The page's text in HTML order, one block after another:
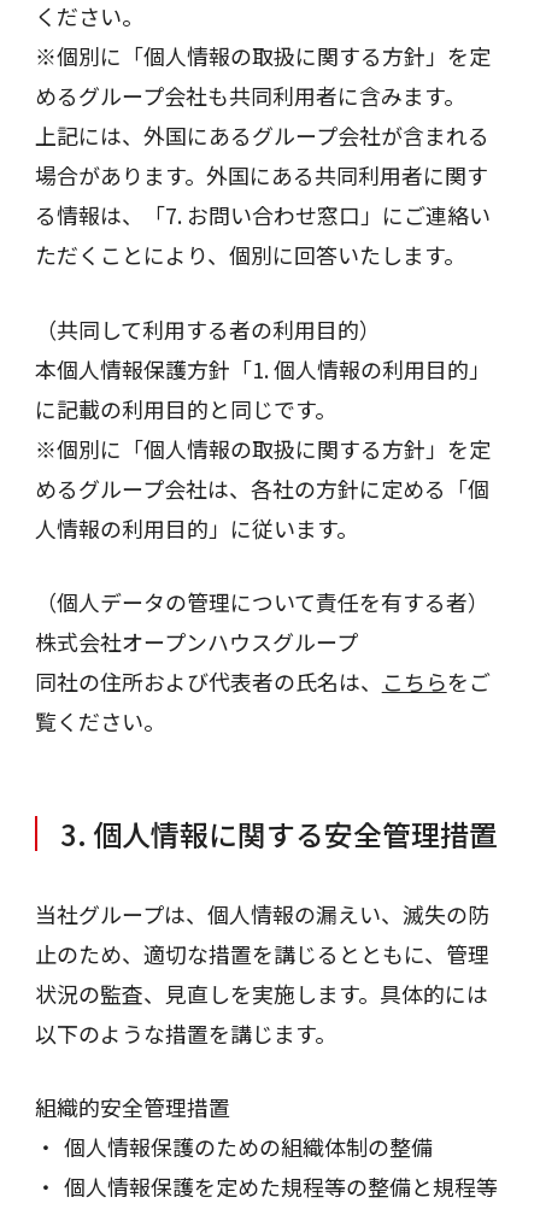
ください。
※個別に「個人情報の取扱に関する方針」を定
めるグループ会社も共同利用者に含みます。
上記には、外国にあるグループ会社が含まれる
場合があります。外国にある共同利用者に関す
る情報は、「7. お問い合わせ窓口」にご連絡い
ただくことにより、個別に回答いたします。
（共同して利用する者の利用目的）
本個人情報保護方針「1. 個人情報の利用目的」
に記載の利用目的と同じです。
※個別に「個人情報の取扱に関する方針」を定
めるグループ会社は、各社の方針に定める「個
人情報の利用目的」に従います。
（個人データの管理について責任を有する者）
株式会社オープンハウスグループ
同社の住所および代表者の氏名は、 こちらをご
覧ください。
3. 個人情報に関する安全管理措置
当社グループは、個人情報の漏えい、滅失の防
止のため、適切な措置を講じるとともに、管理
状況の監査、見直しを実施します。具体的には
以下のような措置を講じます。
組織的安全管理措置
個人情報保護のための組織体制の整備
個人情報保護を定めた規程等の整備と規程等